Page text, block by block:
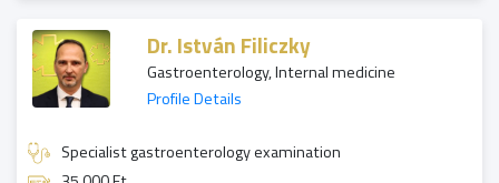
Dr. István Filiczky
Gastroenterology, Internal medicine
Profile Details
Specialist gastroenterology examination